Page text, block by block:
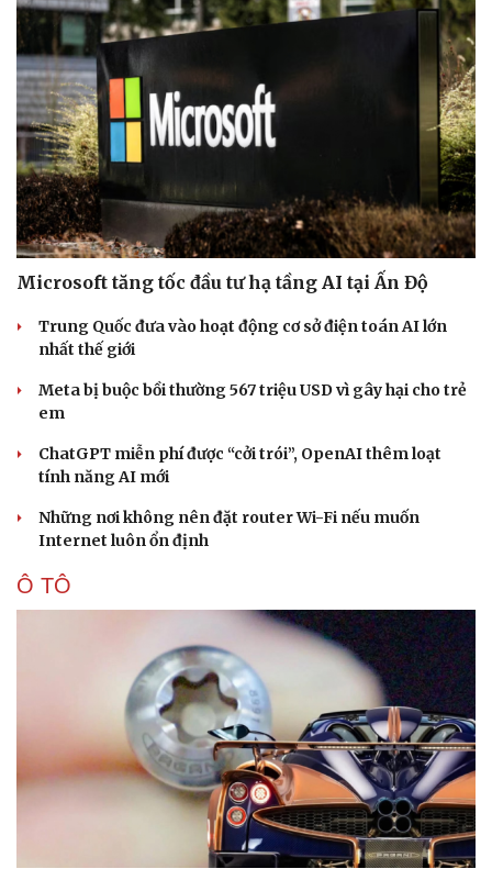
Dinh dưỡng - món ngon
Sản phụ khoa
Nhi khoa
Nam khoa
Nhà đẹp
Tình yêu - Gia đình
Microsoft tăng tốc đầu tư hạ tầng AI tại Ấn Độ
Trung Quốc đưa vào hoạt động cơ sở điện toán AI lớn
nhất thế giới
Meta bị buộc bồi thường 567 triệu USD vì gây hại cho trẻ
em
ChatGPT miễn phí được “cởi trói”, OpenAI thêm loạt
tính năng AI mới
Những nơi không nên đặt router Wi-Fi nếu muốn
Internet luôn ổn định
Ô TÔ